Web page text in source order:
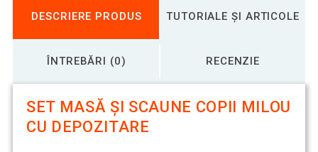
DESCRIERE PRODUS TUTORIALE ȘI ARTICOLE
ÎNTREBĂRI (0) RECENZIE
SET MASĂ ȘI SCAUNE COPII MILOU
CU DEPOZITARE